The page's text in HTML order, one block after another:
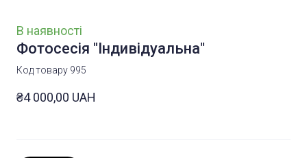
В наявності
Фотосесія "Індивідуальна"
Код товару 995
₴4 000,00 UAH